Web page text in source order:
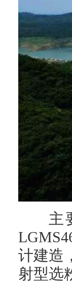
主
计建造
射型选